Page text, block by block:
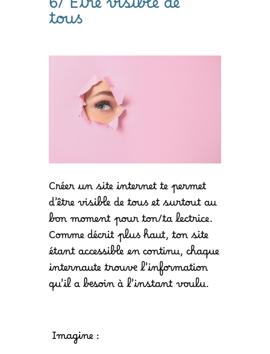
6/ Être visible de
tous
Créer un site internet te permet
d’être visible de tous et surtout au
bon moment pour ton/ta lectrice.
Comme décrit plus haut, ton site
étant accessible en continu, chaque
internaute trouve l’information
qu’il a besoin à l’instant voulu.
Imagine :